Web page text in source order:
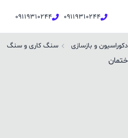
09119310244
09119310244
دکوراسیون و بازسازی سنگ کاری و سنگ